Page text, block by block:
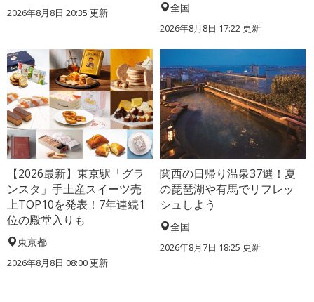
2026年8月8日 20:35 更新 全国
2026年8月8日 17:22更新
【2026最新】東京駅「グラ
ンスタ」手土産スイーツ売
上TOP10を発表！7年連続1
位の殿堂入りも
東京都
2026年8月8日 08:00更新
関西の日帰り温泉37選！夏
の琵琶湖や有馬でリフレッ
シュしよう
全国
2026年8月7日 18:25 更新